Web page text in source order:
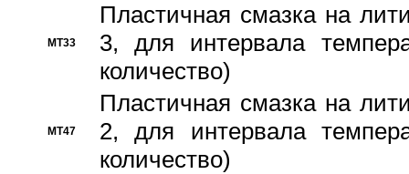
MT33
Пластичная смазка на
3, для интервала
количество)
MT47
Пластичная смазка на
2, для интервала
количество)